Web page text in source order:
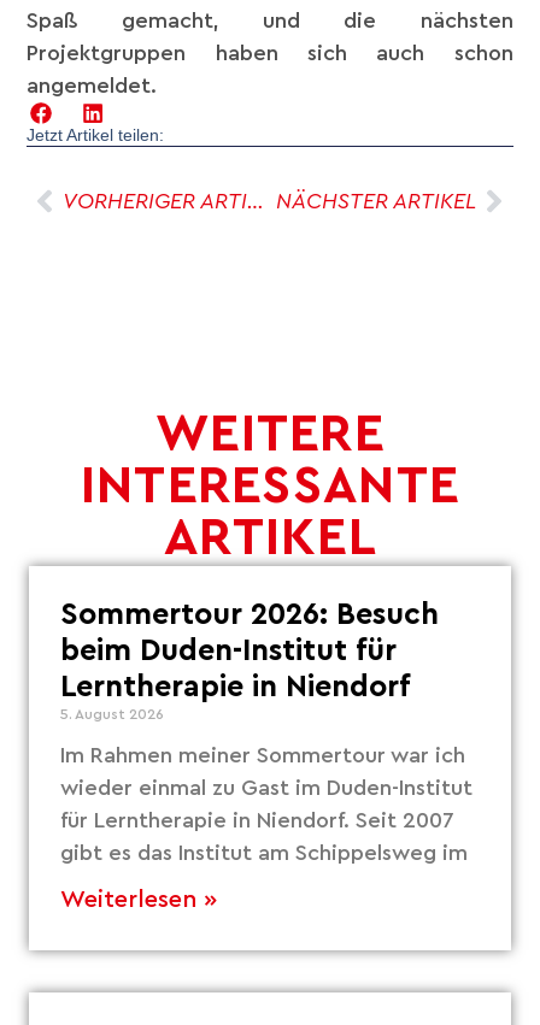
Spaß gemacht, und die nächsten
Projektgruppen haben sich auch schon
angemeldet.
Jetzt Artikel teilen:
VORHERIGER ARTIKEL NÄCHSTER ARTIKEL
WEITERE
INTERESSANTE
ARTIKEL
Sommertour 2026: Besuch
beim Duden-Institut für
Lerntherapie in Niendorf
5. August 2026
Im Rahmen meiner Sommertour war ich
wieder einmal zu Gast im Duden-Institut
für Lerntherapie in Niendorf. Seit 2007
gibt es das Institut am Schippelsweg im
Weiterlesen »